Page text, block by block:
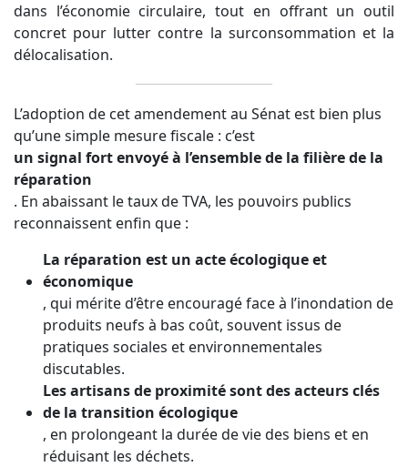
dans l’économie circulaire, tout en offrant un outil
concret pour lutter contre la surconsommation et la
délocalisation.
L’adoption de cet amendement au Sénat est bien plus
qu’une simple mesure fiscale : c’est
un signal fort envoyé à l’ensemble de la filière de la
réparation
. En abaissant le taux de TVA, les pouvoirs publics
reconnaissent enfin que :
La réparation est un acte écologique et
économique
, qui mérite d’être encouragé face à l’inondation de
produits neufs à bas coût, souvent issus de
pratiques sociales et environnementales
discutables.
Les artisans de proximité sont des acteurs clés
de la transition écologique
, en prolongeant la durée de vie des biens et en
réduisant les déchets.